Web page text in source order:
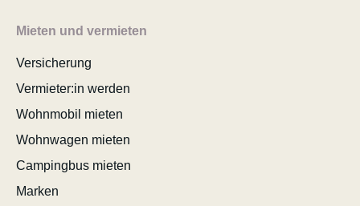
Mieten und vermieten
Versicherung
Vermieter:in werden
Wohnmobil mieten
Wohnwagen mieten
Campingbus mieten
Marken